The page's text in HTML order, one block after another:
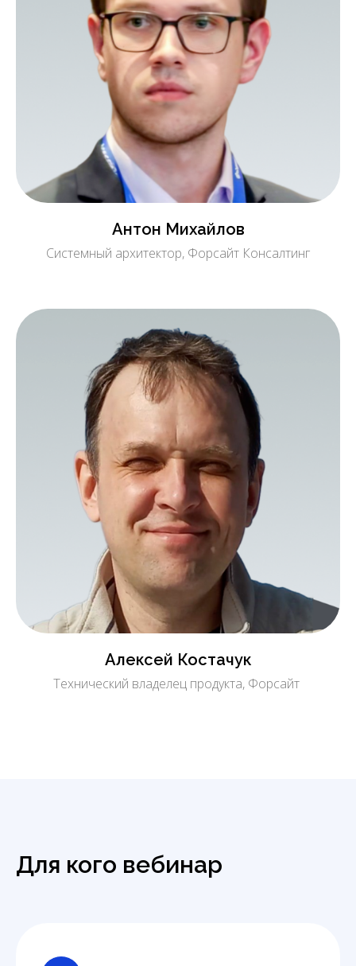
Антон Михайлов
Системный архитектор, Форсайт Консалтинг
Алексей Костачук
Технический владелец продукта, Форсайт
Для кого вебинар